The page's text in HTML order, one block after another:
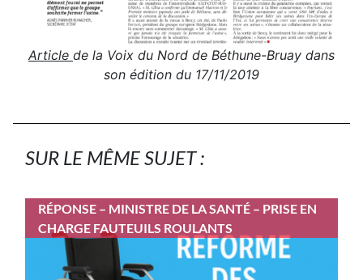
Article de la Voix du Nord de Béthune-Bruay dans
son édition du 17/11/2019
SUR LE MÊME SUJET :
RÉPONSE – MINISTRE DE LA SANTÉ – PRISE EN
CHARGE FAUTEUILS ROULANTS